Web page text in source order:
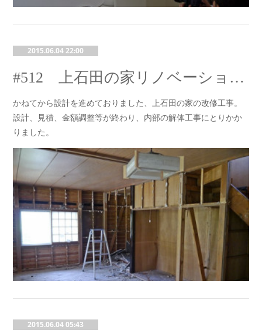
2015.06.04 22:00
#512 上石田の家リノベーション No.01 工事開始
かねてから設計を進めておりました、上石田の家の改修工事。
設計、見積、金額調整等が終わり、内部の解体工事にとりかか
りました。
2015.06.04 05:43